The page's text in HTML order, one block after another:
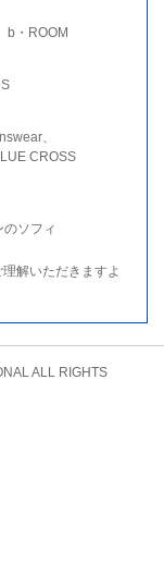
b・ROOM
、
CROSS
ソフィ
解いただきますよ